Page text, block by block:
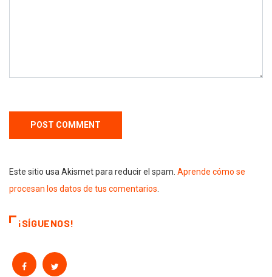
Este sitio usa Akismet para reducir el spam. Aprende cómo se
procesan los datos de tus comentarios
¡SÍGUENOS!